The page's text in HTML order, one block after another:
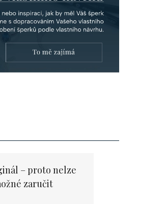
– proto nelze
zaručit